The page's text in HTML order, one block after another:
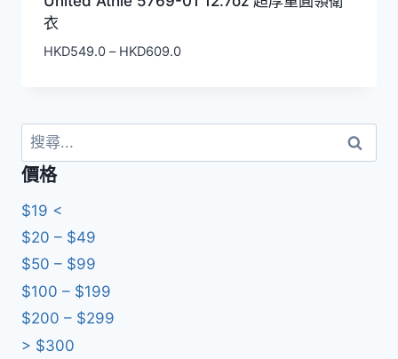
衣
HKD549.0 – HKD609.0價
搜
尋
關
鍵
字:
價格
$19 <
$20 – $49
$50 – $99
$100 – $199
$200 – $299
> $300